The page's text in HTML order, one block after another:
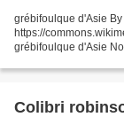
grébifoulque d'Asie By
https://
grébifoulque d'Asie
Colibri